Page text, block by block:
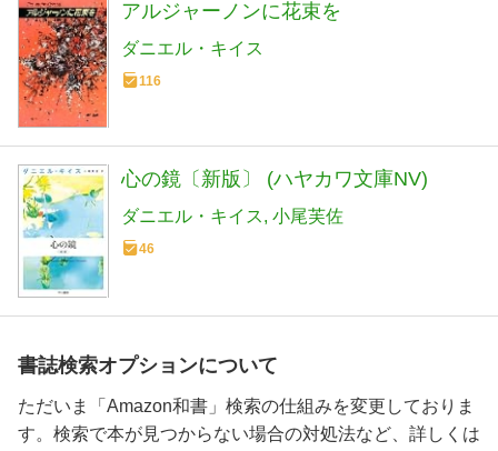
アルジャーノンに花束を
ダニエル・キイス
116
心の鏡〔新版〕 (ハヤカワ文庫NV)
ダニエル・キイス 小尾芙佐
46
書誌検索オプションについて
ただいま「Amazon和書」検索の仕組みを変更しておりま
す。検索で本が見つからない場合の対処法など、詳しくは